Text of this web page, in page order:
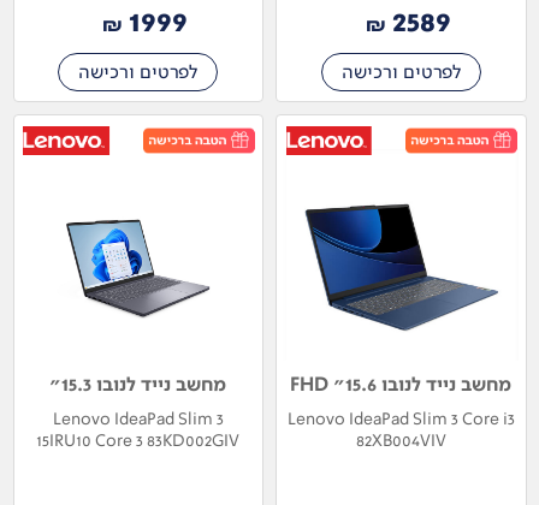
2589
₪
לפרטים ורכישה
1999
₪
לפרטים ורכישה
מחשב נייד לנובו 15.6" FHD
Lenovo IdeaPad Slim 3 Core i3
82XB004VIV
מחשב נייד לנובו 15.3"
Lenovo IdeaPad Slim 3
15IRU10 Core 3 83KD002GIV